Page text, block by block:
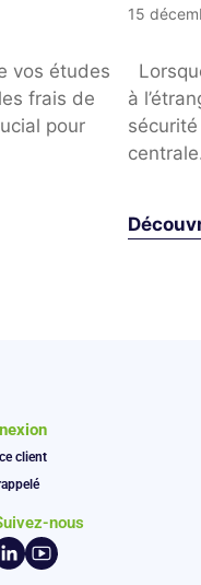
vos études
frais de
pour
15
à
client
nous